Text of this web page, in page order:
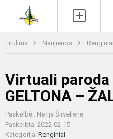
Titulinis Naujienos Renginiai
Virtuali
GELTONA –
Paskelbė : Nerija Širvelienė
Paskelbta: 2022-02-15
Kategorija: Renginiai